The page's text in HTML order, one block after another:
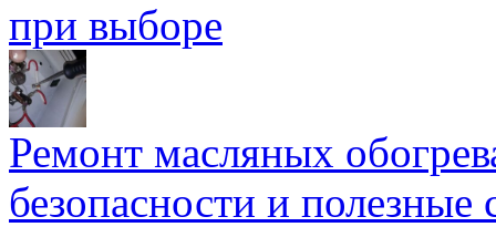
при выборе
Ремонт масляных
безопасности и полезные